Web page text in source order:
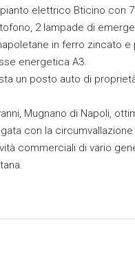
elettrico Bticino con
2 lampade di
in ferro zincato e
energetica A3.
un posto auto di
Mugnano di Napoli,
con la
commerciali di vario